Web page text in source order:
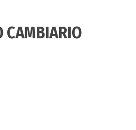
CAMBIARIO